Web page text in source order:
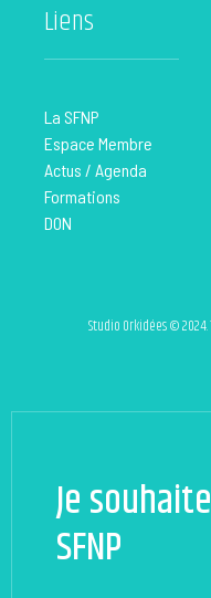
Liens
La SFNP
Espace Membre
Actus / Agenda
Formations
DON
Studio Orkidées ©
Je
SFNP